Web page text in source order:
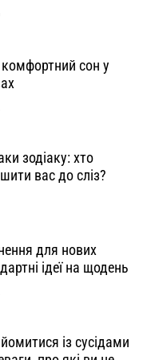
сон у
зодіаку: хто
вас до сліз?
для нових
ідеї на щодень
із сусідами